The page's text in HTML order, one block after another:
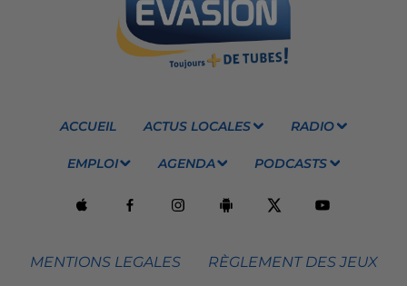
ACCUEIL ACTUS LOCALES RADIO
EMPLOI AGENDA PODCASTS
MENTIONS LEGALES RÈGLEMENT DES JEUX